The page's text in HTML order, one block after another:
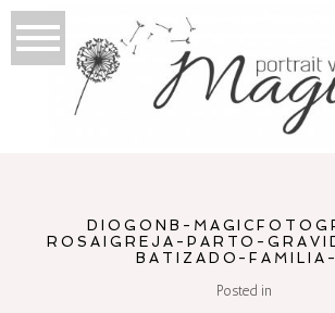
DIOGONB-
ROSAIGREJA-PARTO-
BATIZADO-
Posted in